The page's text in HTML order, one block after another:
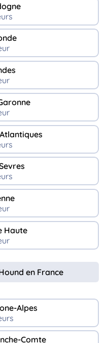
Haute
en France
Alpes
Comte